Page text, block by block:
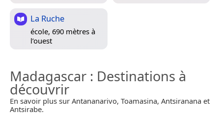
La Ruche
école, 690 mètres à
l’ouest
Madagascar : Destinations à
découvrir
En savoir plus sur Antananarivo, Toamasina, Antsiranana et
Antsirabe.